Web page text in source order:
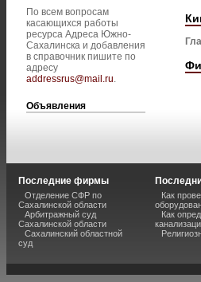
По всем вопросам
касающихся работы
ресурса Адреса Южно-
Сахалинска и добавления
в справочник пишите по
адресу
addressrus@mail.ru.
Объявления
Последние фирмы
Отделение СФР по
Сахалинской области
Арбитражный суд
Сахалинской области
Сахалинский областной
суд
Как
Как